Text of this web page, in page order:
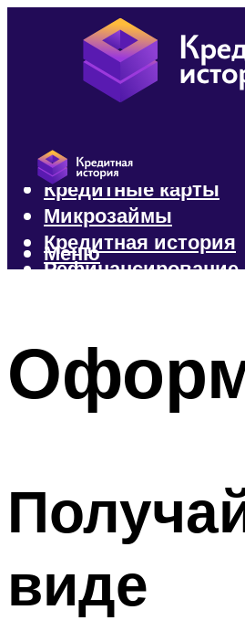
Кредиты
Кредитные карты
Микрозаймы
Кредитная история
Рефинансирование
Меню
виде